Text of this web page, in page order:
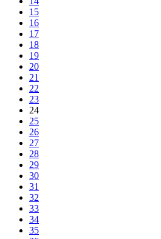
15
16
17
18
19
20
21
22
23
24
25
26
27
28
29
30
31
32
33
34
35